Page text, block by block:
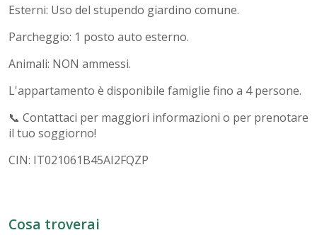
Esterni: Uso del stupendo giardino comune.
Parcheggio: 1 posto auto esterno.
Animali: NON ammessi.
L'appartamento è disponibile famiglie fino a 4 persone.
📞 Contattaci per maggiori informazioni o per prenotare
il tuo soggiorno!
CIN: IT021061B45AI2FQZP
Cosa troverai